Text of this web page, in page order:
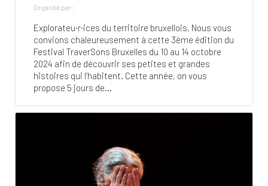
Organisé par :
Explorateu·r·ices du territoire bruxellois, Nous vous
convions chaleureusement à cette 3ème édition du
Festival TraverSons Bruxelles du 10 au 14 octobre
2024 afin de découvrir ses petites et grandes
histoires qui l’habitent. Cette année, on vous
propose 5 jours de...